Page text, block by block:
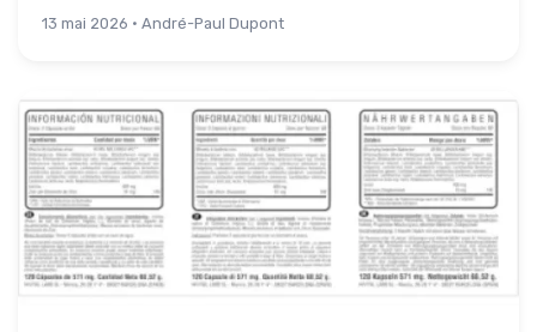
13 mai 2026 · André-Paul Dupont